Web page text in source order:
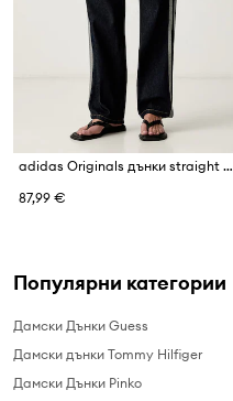
adidas Originals дънки straight дамски Firebird
87,99 €
Популярни категории
Дамски Дънки Guess
Дамски дънки Tommy Hilfiger
Дамски Дънки Pinko